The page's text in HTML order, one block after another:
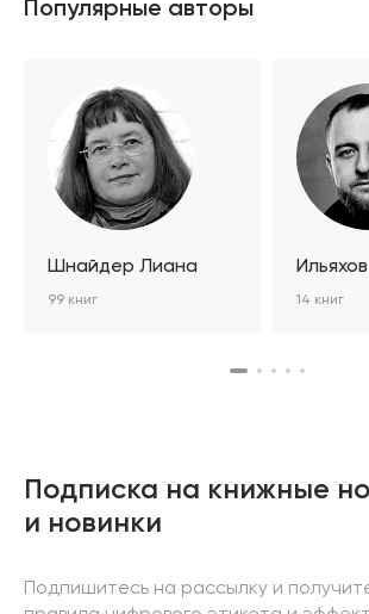
Популярные авторы
Шнайдер Лиана
99 книг 14 книг
Подписка на книжные
и новинки
Подпишитесь на рассылку и